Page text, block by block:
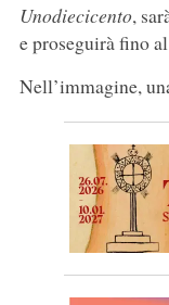
Unodiecicento,
e proseguirà fino
Nell’immagine,